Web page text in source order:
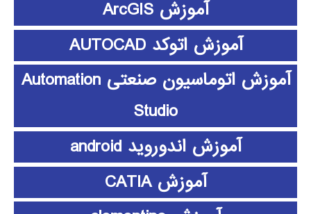
آموزش ArcGIS
آموزش اتوکد AUTOCAD
آموزش اتوماسیون صنعتی Automation
Studio
آموزش اندوروید android
آموزش CATIA